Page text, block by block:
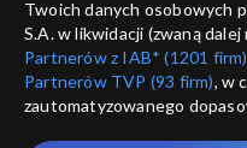
Twoich danych osobowych
S.A. w likwidacji (zwaną dalej
Partnerów z IAB* (1201 firm)
Partnerów TVP (93 firm), w
zautomatyzowanego